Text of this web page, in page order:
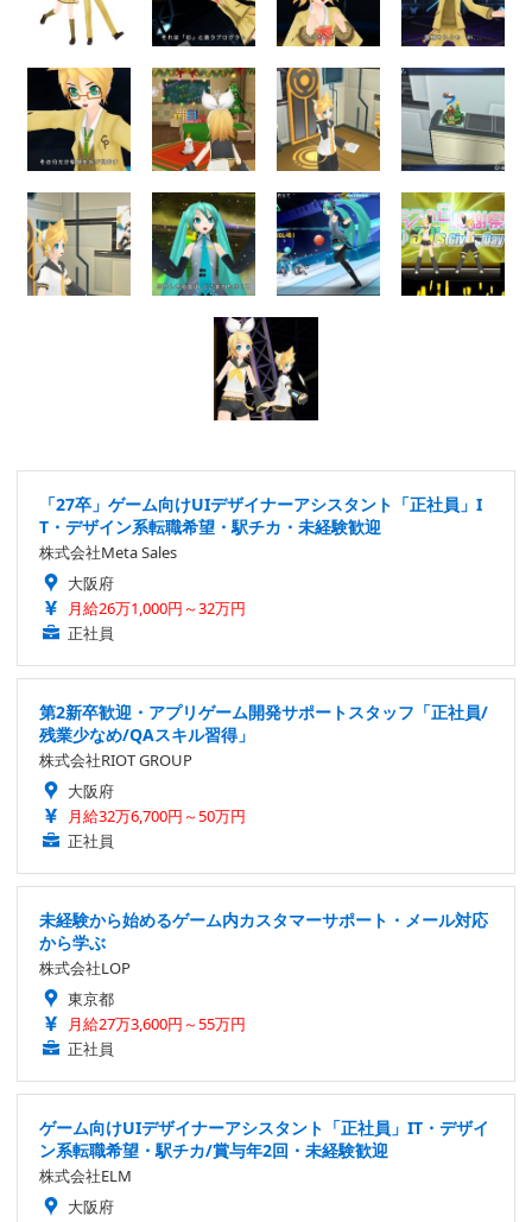
「27卒」ゲーム向けUIデザイナーアシスタント「正社員」I
T・デザイン系転職希望・駅チカ・未経験歓迎
株式会社Meta Sales
大阪府
月給26万1,000円～32万円
正社員
第2新卒歓迎・アプリゲーム開発サポートスタッフ「正社員/
残業少なめ/QAスキル習得」
株式会社RIOT GROUP
大阪府
月給32万6,700円～50万円
正社員
未経験から始めるゲーム内カスタマーサポート・メール対応
から学ぶ
株式会社LOP
東京都
月給27万3,600円～55万円
正社員
ゲーム向けUIデザイナーアシスタント「正社員」IT・デザイ
ン系転職希望・駅チカ/賞与年2回・未経験歓迎
株式会社ELM
大阪府